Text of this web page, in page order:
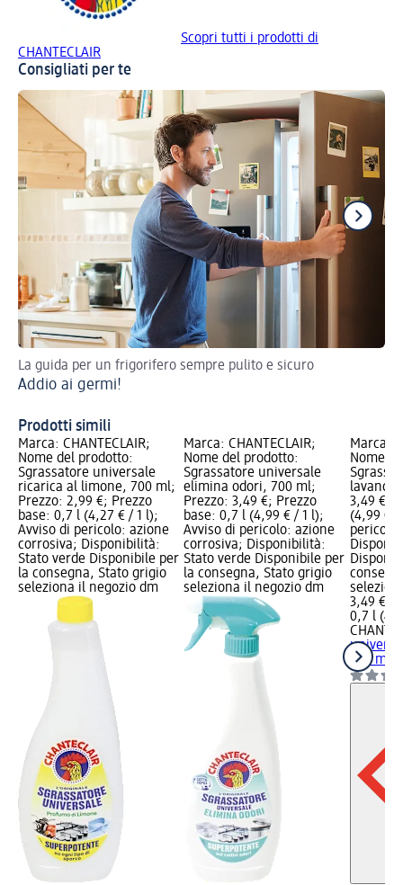
Scopri tutti i prodotti di
CHANTECLAIR
Consigliati per te
La guida per un frigorifero sempre pulito e sicuro
Addio ai germi!
Prodotti simili
Marca: CHANTECLAIR;
Nome del prodotto:
Sgrassatore universale
ricarica al limone, 700 ml;
Prezzo: 2,99 €; Prezzo
base: 0,7 l (4,27 € / 1 l);
Avviso di pericolo: azione
corrosiva; Disponibilità:
Stato verde Disponibile per
la consegna, Stato grigio
seleziona il negozio dm
Marca: CHANTECLAIR;
Nome del prodotto:
Sgrassatore universale
elimina odori, 700 ml;
Prezzo: 3,49 €; Prezzo
base: 0,7 l (4,99 € / 1 l);
Avviso di pericolo: azione
corrosiva; Disponibilità:
Stato verde Disponibile per
la consegna, Stato grigio
seleziona il negozio dm
Marca:
Nome
3,49 €;
(4,99 € /
3,49 €
0,7 l
700 ml